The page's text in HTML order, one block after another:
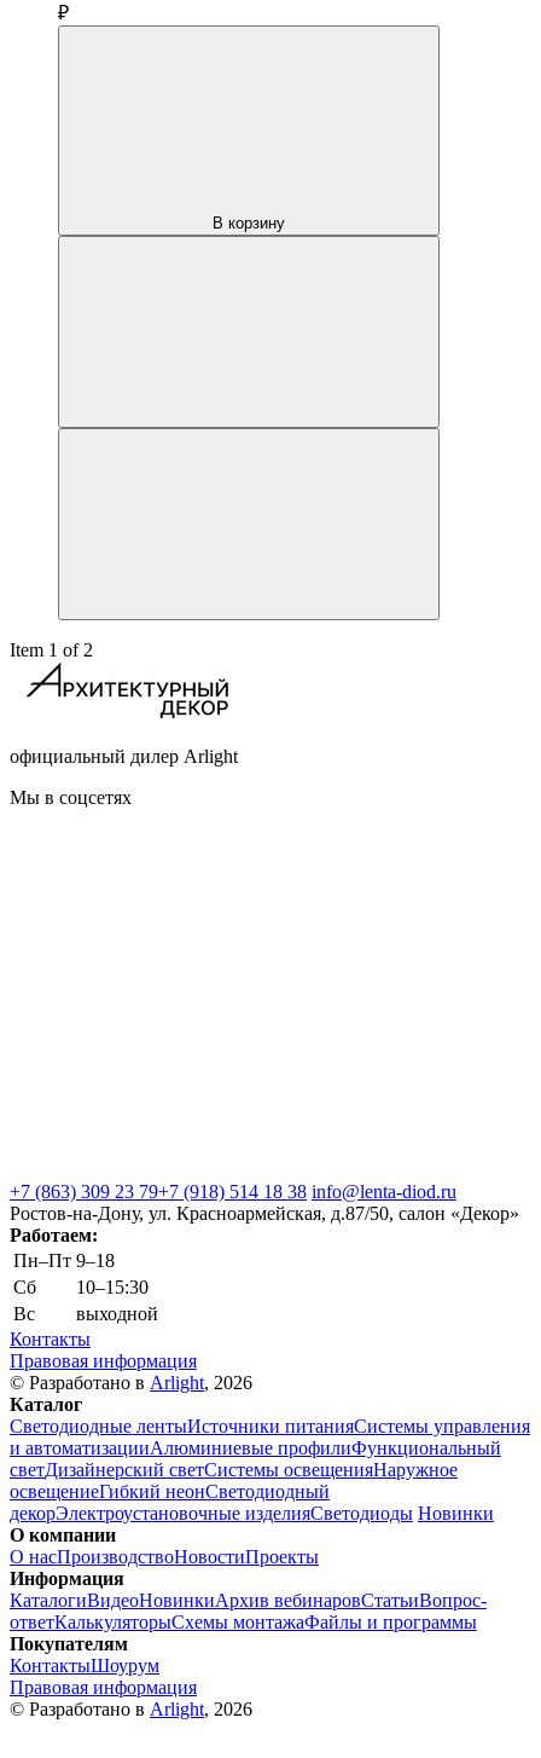
₽
В корзину
Item 1 of 2
официальный дилер Arlight
Мы в соцсетях
+7 (863) 309 23 79+7 (918) 514 18 38 info@lenta-diod.ru
Ростов-на-Дону, ул. Красноармейская, д.87/50, салон «Декор»
Работаем:
Пн–Пт 9–18
Сб
10–15:30
Вс
выходной
Контакты
Правовая информация
© Разработано в Arlight, 2026
Каталог
Светодиодные лентыИсточники питанияСистемы управления
и автоматизацииАлюминиевые профилиФункциональный
светДизайнерский светСистемы освещенияНаружное
освещениеГибкий неонСветодиодный
декорЭлектроустановочные изделияСветодиоды Новинки
О компании
О насПроизводствоНовостиПроекты
Информация
КаталогиВидеоНовинкиАрхив вебинаровСтатьиВопрос-
ответКалькуляторыСхемы монтажаФайлы и программы
Покупателям
КонтактыШоурум
Правовая информация
© Разработано в Arlight, 2026